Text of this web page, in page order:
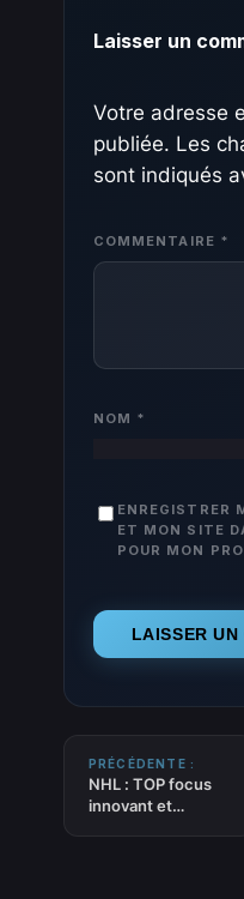
Laisser un
Votre adresse
publiée. Les
sont indiqués
COMMENTAIRE *
NOM *
ENREGISTRER
ET MON SITE
POUR MON
PRÉCÉDENTE :
NHL : TOP focus
innovant et